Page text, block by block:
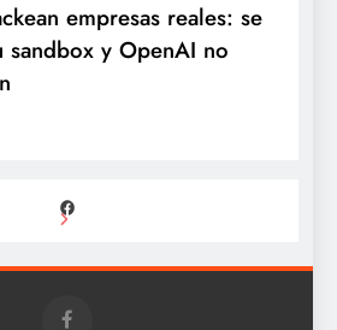
empresas reales: se
sandbox y OpenAI no